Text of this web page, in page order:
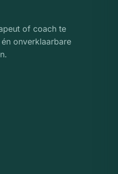
of coach te
onverklaarbare